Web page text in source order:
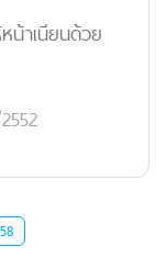
น้าเนียนด้วย